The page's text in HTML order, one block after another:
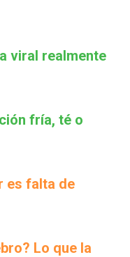
viral realmente
fría, té o
es falta de
Lo que la